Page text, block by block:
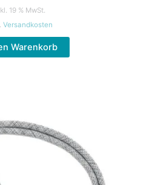
19 % MwSt.
Versandkosten
Warenkorb